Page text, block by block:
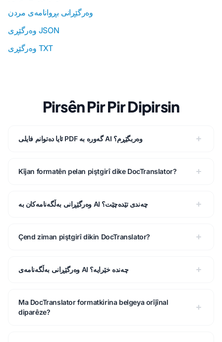
وەرگێڕانی بڕوانامەی مردن
وەرگێڕی JSON
وەرگێڕی TXT
Pirsên Pir Pir Dipirsin
ئایا دەتوانم فایلی PDF گەورە بە AI وەربگێڕم؟
Kîjan formatên pelan piştgirî dike DocTranslator?
وەرگێڕانی بەڵگەنامەکان بە AI چەندی تێدەچێت؟
Çend ziman piştgirî dikin DocTranslator?
وەرگێڕانی بەڵگەنامەی AI چەندە خێرایە؟
Ma DocTranslator formatkirina belgeya orîjînal
diparêze?